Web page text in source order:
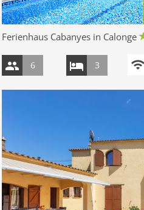
Ferienhaus Cabanyes in Calonge
6 3